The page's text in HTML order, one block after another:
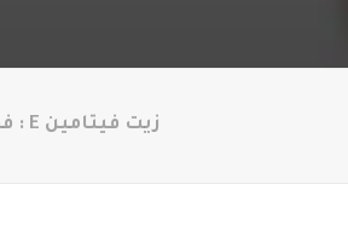
زيت فيتامين E : فوائده ومحاذير الاستخدام